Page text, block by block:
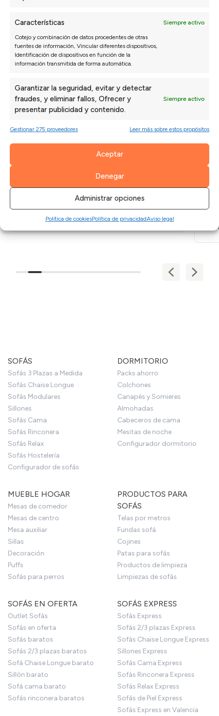
Características Siempre activo
Cotejo y combinación de datos procedentes de otras
fuentes de información, Vincular diferentes dispositivos,
Identificación de dispositivos en función de la
información transmitida de forma automática.
Garantizar la seguridad, evitar y detectar
fraudes, y eliminar fallos, Ofrecer y
presentar publicidad y contenido.
Siempre activo
Gestionar 275 proveedores Leer más sobre estos propósitos
Aceptar
Denegar
Administrar opciones
Política de cookiesPolítica de privacidadAviso legal
Opiniones de nuestros clientes
Sofás Valencia
4,6
media mañana ya teníamos el salón listo.
***
SOFÁS
Sofás 3 Plazas a Medida
Sofás Chaise Longue
Sofás Modulares
Sillones
Sofás Cama
Sofás Rinconera
Sofás Relax
Sofás Hostelería
Configurador de sofás
DORMITORIO
Packs ahorro
Colchones
Canapés y Somieres
Almohadas
Cabeceros de cama
Mesitas de noche
Configurador dormitorio
MUEBLE HOGAR
Mesas de comedor
Mesas de centro
Mesa auxiliar
Sillas
Decoración
Puffs
Sofás para perros
PRODUCTOS PARA
SOFÁS
Telas por metros
Fundas sofá
Cojines
Patas para sofás
Productos de limpieza
Limpiezas de sofás
SOFÁS EN OFERTA
Outlet Sofás
Sofás en oferta
Sofás baratos
Sofás 2/3 plazas baratos
Sofá Chaise Longue barato
Sillón barato
Sofá cama barato
Sofás rinconera baratos
SOFÁS EXPRESS
Sofás Express
Sofás 2/3 plazas Express
Sofás Chaise Longue Express
Sillones Express
Sofás Cama Express
Sofás Rinconera Express
Sofás Relax Express
Sofás de Piel Express
Sofás Express en Valencia